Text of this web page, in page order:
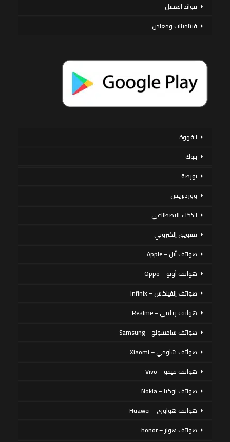
فوائد العسل
فيتامينات ومعادن
القهوة
بنوك
بورصة
ووردبريس
الذكاء الاصطناعي
تسويق إلكتروني
هواتف أبل – Apple
هواتف أوبو – Oppo
هواتف إنفينكس – Infinix
هواتف ريلمي – Realme
هواتف سامسونج – Samsung
هواتف شاومي – Xiaomi
هواتف فيفو – Vivo
هواتف نوكيا – Nokia
هواتف هواوي – Huawei
هواتف هونر – honor